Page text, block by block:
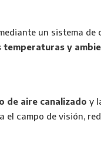
un sistema de
temperaturas y
de aire canalizado y
el campo de visión,